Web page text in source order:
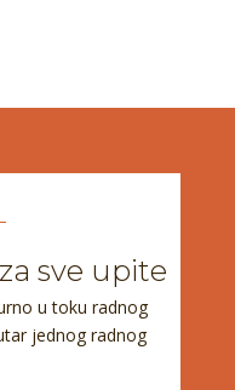
sve upite
u toku radnog
jednog radnog